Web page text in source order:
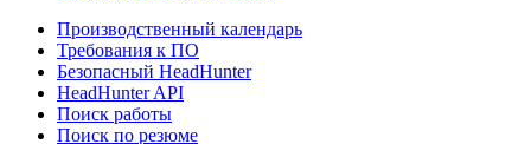
Производственный календарь
Требования к ПО
Безопасный HeadHunter
HeadHunter API
Поиск работы
Поиск по резюме